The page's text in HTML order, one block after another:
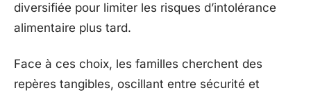
diversifiée pour limiter les risques d’intolérance
alimentaire plus tard.
Face à ces choix, les familles cherchent des
repères tangibles, oscillant entre sécurité et